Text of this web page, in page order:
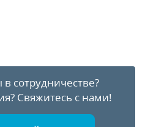
сотрудничестве?
Свяжитесь с нами!